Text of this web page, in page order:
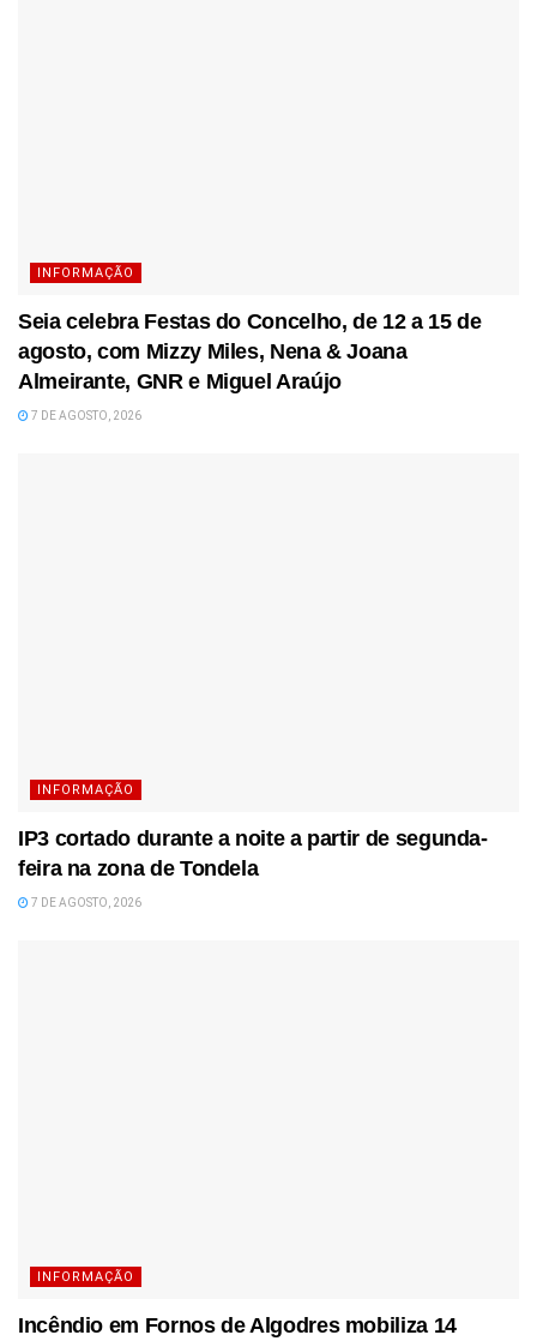
INFORMAÇÃO
Seia celebra Festas do Concelho, de 12 a 15 de
agosto, com Mizzy Miles, Nena & Joana
Almeirante, GNR e Miguel Araújo
7 DE AGOSTO, 2026
INFORMAÇÃO
IP3 cortado durante a noite a partir de segunda-
feira na zona de Tondela
7 DE AGOSTO, 2026
INFORMAÇÃO
Incêndio em Fornos de Algodres mobiliza 14